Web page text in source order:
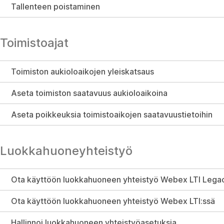
Tallenteen poistaminen
Toimistoajat
Toimiston aukioloaikojen yleiskatsaus
Aseta toimiston saatavuus aukioloaikoina
Aseta poikkeuksia toimistoaikojen saatavuustietoihin
Luokkahuoneyhteistyö
Ota käyttöön luokkahuoneen yhteistyö Webex LTI
Ota käyttöön luokkahuoneen yhteistyö Webex LTI:ssä